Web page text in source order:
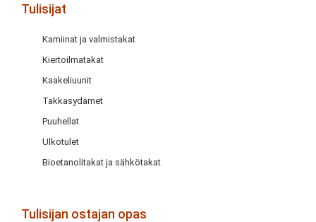
Tulisijat
Kamiinat ja valmistakat
Kiertoilmatakat
Kaakeliuunit
Takkasydämet
Puuhellat
Ulkotulet
Bioetanolitakat ja sähkötakat
Tulisijan ostajan opas